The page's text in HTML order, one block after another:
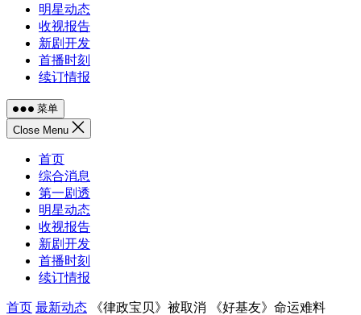
明星动态
收视报告
新剧开发
首播时刻
续订情报
菜单
Close Menu
首页
综合消息
第一剧透
明星动态
收视报告
新剧开发
首播时刻
续订情报
首页 最新动态 《律政宝贝》被取消 《好基友》命运难料